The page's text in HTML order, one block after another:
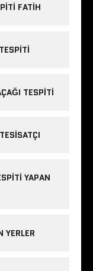
FATIH
TESPITI
YAPAN
YERLER